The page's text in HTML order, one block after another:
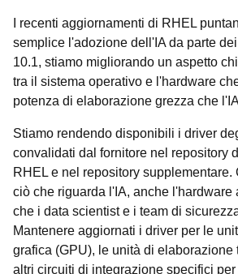
I recenti aggiornamenti di RHEL
semplice l'adozione dell'IA da parte
10.1, stiamo migliorando un aspetto
tra il sistema operativo e l'hardware
potenza di elaborazione grezza che
Stiamo rendendo disponibili i driver
convalidati dal fornitore nel repository
RHEL e nel repository supplementare.
ciò che riguarda l'IA, anche l'hardware
che i data scientist e i team di
Mantenere aggiornati i driver per le
grafica (GPU), le unità di elaborazione
altri circuiti di integrazione specifici